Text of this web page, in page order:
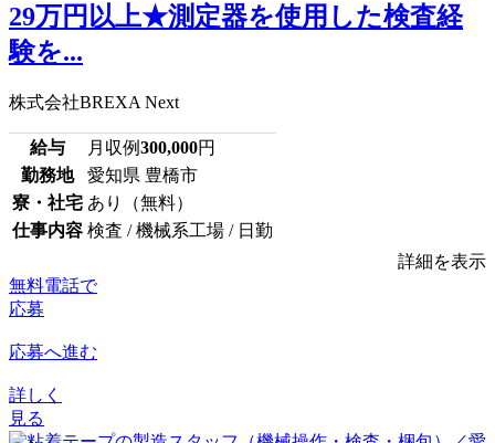
29万円以上★測定器を使用した検査経
験を...
株式会社BREXA Next
給与 月収例300,000円
勤務地
愛知県 豊橋市
寮・社宅 あり（無料）
仕事内容 検査 / 機械系工場 / 日勤
詳細を表示
無料電話で
応募
応募へ進む
詳しく
見る